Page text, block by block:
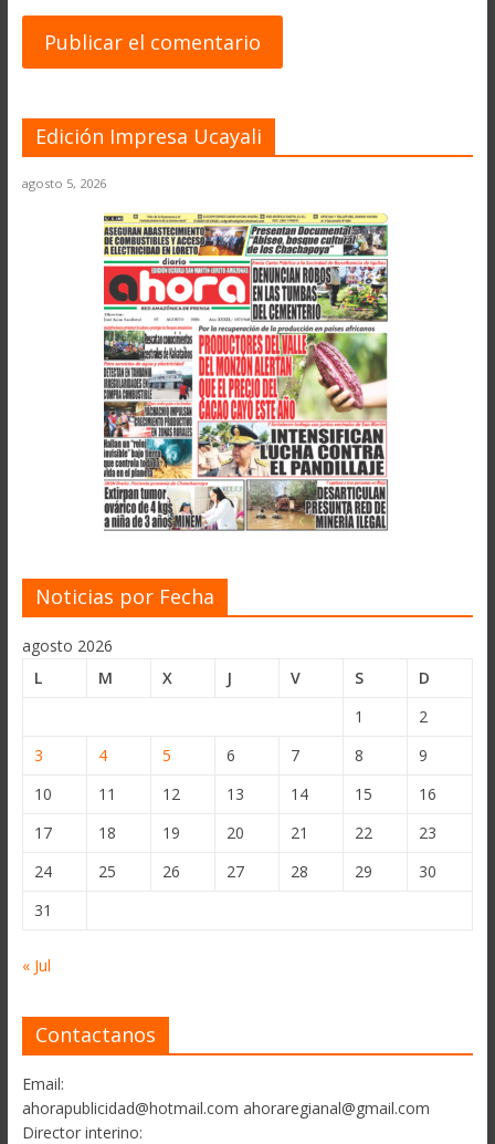
Edición Impresa Ucayali
agosto 5, 2026
Noticias por Fecha
agosto 2026
L
M X J V S
D
1
2
3
4 5 6 7 8
9
10
11 12 13 14 15
16
17
18 19 20 21 22
23
24
25 26 27 28 29
30
31
« Jul
Contactanos
Email:
ahorapublicidad@hotmail.com ahoraregianal@gmail.com
Director interino: